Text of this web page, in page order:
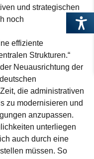
und strategischen
noch
effiziente
Strukturen.“
Neuausrichtung der
die administrativen
zu modernisieren und
anzupassen.
unterliegen
auch durch eine
müssen. So